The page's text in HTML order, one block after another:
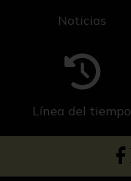
Noticias
Línea del tiempo